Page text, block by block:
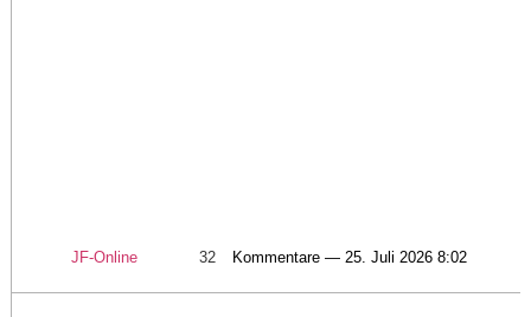
JF-Online 32 Kommentare — 25. Juli 2026 8:02